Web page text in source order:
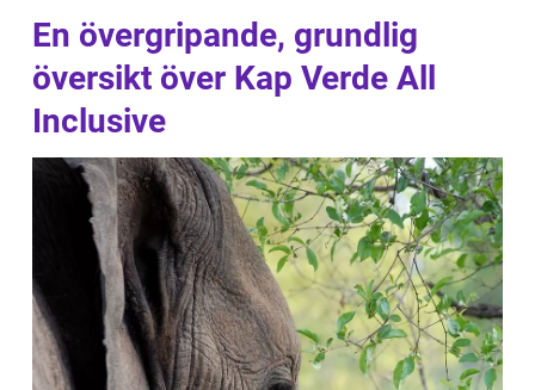
En övergripande, grundlig
översikt över Kap Verde All
Inclusive